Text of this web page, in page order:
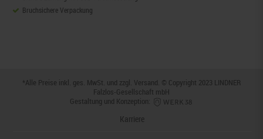
Bruchsichere Verpackung
*Alle Preise inkl. ges. MwSt. und zzgl. Versand. © Copyright 2023 LINDNER
Falzlos-Gesellschaft mbH
Gestaltung und Konzeption:
Karriere